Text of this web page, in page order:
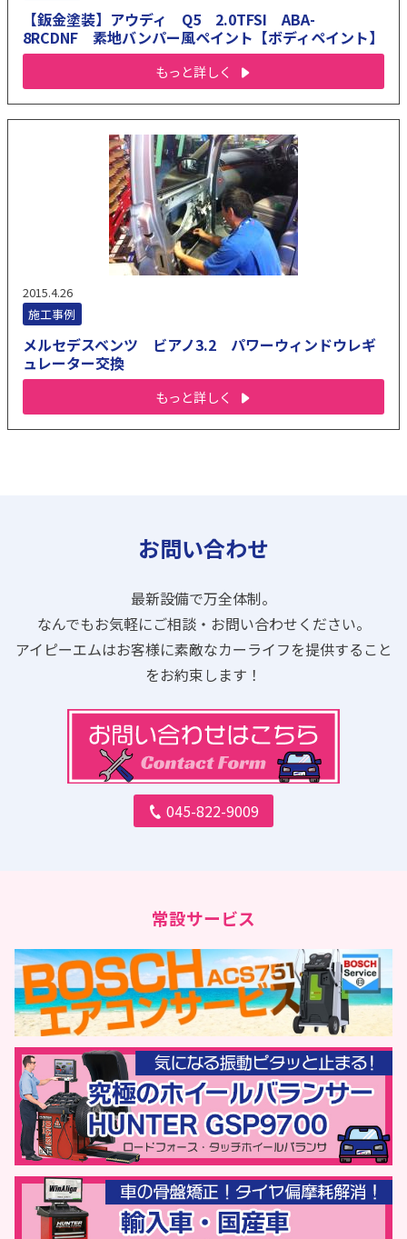
【鈑金塗装】アウディ Q5 2.0TFSI ABA-
8RCDNF 素地バンパー風ペイント【ボディペイント】
もっと詳しく
2015.4.26
施工事例
メルセデスベンツ ビアノ3.2 パワーウィンドウレギ
ュレーター交換
もっと詳しく
お問い合わせ
最新設備で万全体制。
なんでもお気軽にご相談・お問い合わせください。
アイピーエムはお客様に素敵なカーライフを提供すること
をお約束します！
045-822-9009
常設サービス